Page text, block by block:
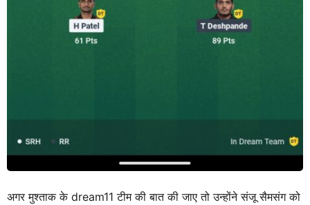
अगर मुश्ताक के dream11 टीम की बात की जाए तो उन्होंने संजू सैमसंग को